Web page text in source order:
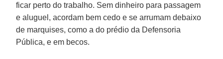
ficar perto do trabalho. Sem dinheiro para passagem
e aluguel, acordam bem cedo e se arrumam debaixo
de marquises, como a do prédio da Defensoria
Pública, e em becos.